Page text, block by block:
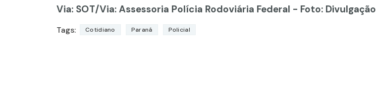
Via: SOT/Via: Assessoria Polícia Rodoviária Federal - Foto: Divulgação
Tags: Cotidiano Paraná Policial